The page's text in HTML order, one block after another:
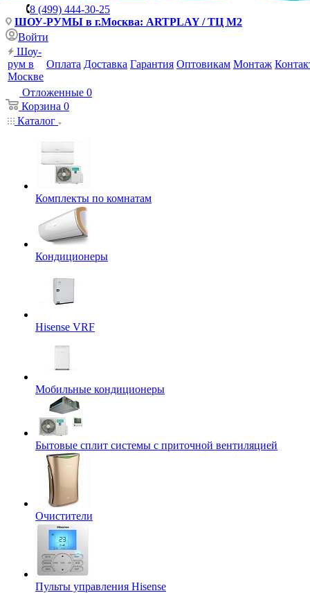
8 (499) 444-30-25
ШОУ-РУМЫ в г.Москва: ARTPLAY / ТЦ М2
Войти
Шоу-
рум в
Москве
Оплата Доставка Гарантия Оптовикам Монтаж
Отложенные 0
Корзина 0
Каталог
Комплекты по комнатам
Кондиционеры
Hisense VRF
Мобильные кондиционеры
Бытовые сплит системы с приточной вентиляцией
Очистители
Пульты управления Hisense